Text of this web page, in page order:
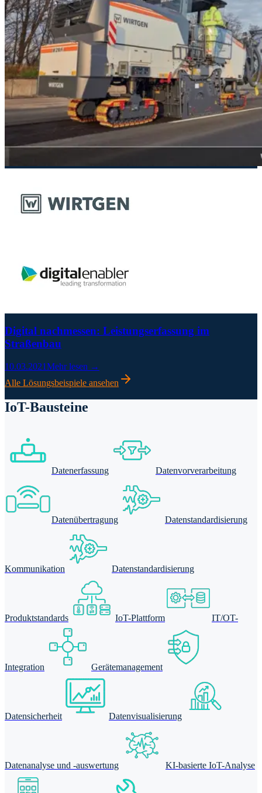
Digital nachmessen: Leistungserfassung im
Straßenbau
10.03.2021Mehr lesen →
Alle Lösungsbeispiele ansehen
IoT-Bausteine
Datenerfassung Datenvorverarbeitung
Datenübertragung Datenstandardisierung
Kommunikation Datenstandardisierung
Produktstandards IoT-Plattform IT/OT-
Integration Gerätemanagement
Datensicherheit Datenvisualisierung
Datenanalyse und -auswertung KI-basierte IoT-Analyse